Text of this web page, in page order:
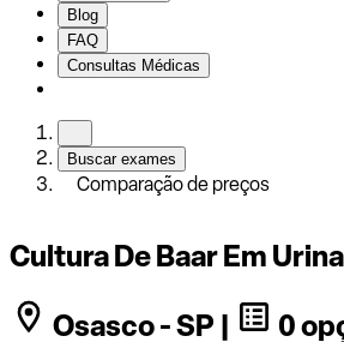
Blog
FAQ
Consultas Médicas
Buscar exames
Comparação de preços
Cultura De Baar Em
Osasco - SP |
0